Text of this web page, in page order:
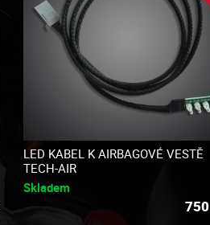
LED KABEL K AIRBAGOVÉ VESTĚ
TECH-AIR
Skladem
750